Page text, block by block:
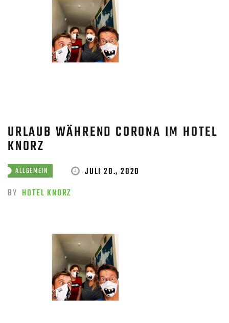
URLAUB WÄHREND CORONA IM HOTEL
KNORZ
ALLGEMEIN
JULI 20., 2020
BY HOTEL KNORZ